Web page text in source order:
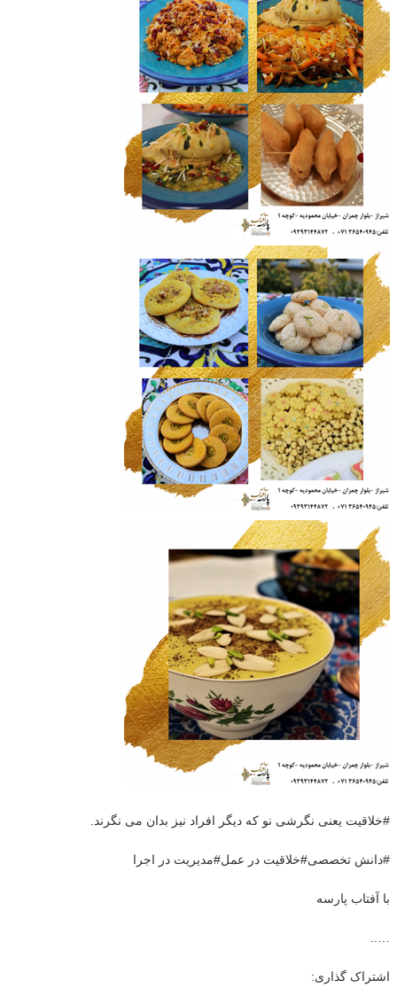
#خلاقیت یعنی نگرشی نو که دیگر افراد نیز بدان می نگرند.
#دانش تخصصی#خلاقیت در عمل#مدیریت در اجرا
با آفتاب پارسه
اشتراک گذاری: